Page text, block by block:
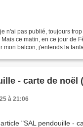
n'ai pas publié, toujours
ce matin, en ce jour de
mon balcon, j'entends la
- carte de noël
à 21:06